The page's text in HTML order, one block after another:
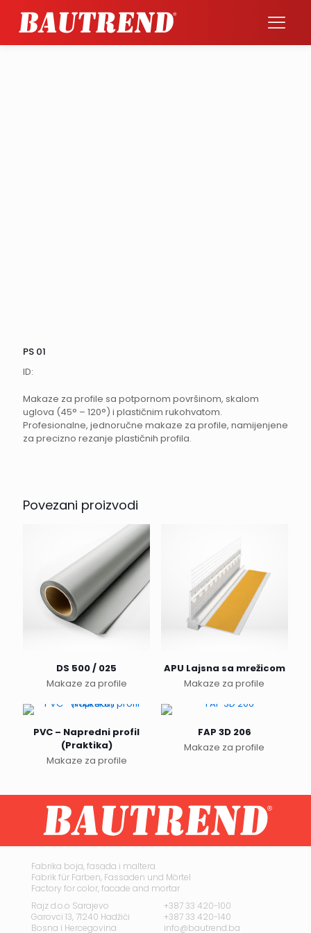
PS 01
ID:
Makaze za profile sa potpornom površinom, skalom
uglova (45° – 120°) i plastičnim rukohvatom.
Profesionalne, jednoručne makaze za profile, namijenjene
za precizno rezanje plastičnih profila.
Povezani proizvodi
DS 500 / 025
Makaze za profile
APU Lajsna sa mrežicom
Makaze za profile
PVC – Napredni profil
(Praktika)
Makaze za profile
FAP 3D 206
Makaze za profile
Fabrika boja, fasada i maltera
Fabrik für Farben, Fassaden und Mörtel
Factory for color, facade and mortar
Rajz d.o.o Sarajevo
Garovci 13, 71240 Hadžići
Bosna i Hercegovina
+387 33 420-100
+387 33 420-140
info@bautrend.ba